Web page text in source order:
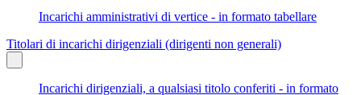
Incarichi amministrativi di vertice - in formato tabellare
Titolari di incarichi dirigenziali (dirigenti non generali)
Incarichi dirigenziali, a qualsiasi titolo conferiti - in formato